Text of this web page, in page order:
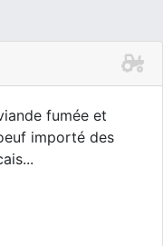
fumée et
importé des